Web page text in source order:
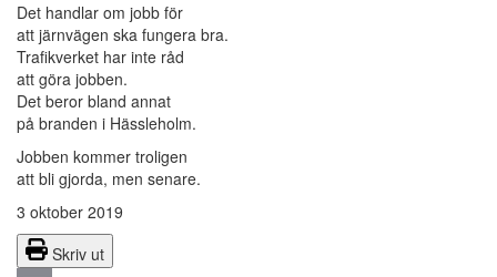
Det handlar om jobb för
att järnvägen ska fungera bra.
Trafikverket har inte råd
att göra jobben.
Det beror bland annat
på branden i Hässleholm.
Jobben kommer troligen
att bli gjorda, men senare.
3 oktober 2019
Skriv ut